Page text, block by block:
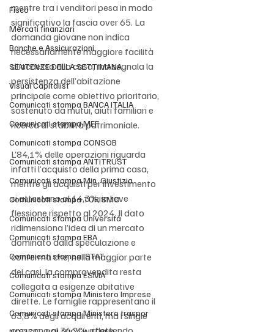
Fisco
Mercati finanziari
Banche e Assicurazioni
SENTENZE DELLA SETTIMANA
Visual Capitalist
Comunicati stampa BANCA ITALIA
Comunicati stampa MEF
Comunicati stampa CONSOB
Comunicati stampa ANTITRUST
Comunicati stampa Min. Giustizia
Comunicati stampa TURISMO
Comunicati stampa Università
Comunicati stampa EBA
Comunicati stampa ISTAT
Comunicati stampa ESMA
Comunicati stampa Ministero Imprese
Comunicati stampa Ministero traspor
mentre tra i venditori pesa in modo
significativo la fascia over 65. La
domanda giovane non indica
necessariamente maggiore facilità
di accesso alla casa, ma segnala la
persistenza dell’abitazione
principale come obiettivo prioritario,
sostenuto da mutui, aiuti familiari e
ricerca di stabilità patrimoniale.
L’84,1% delle operazioni riguarda
infatti l’acquisto della prima casa,
mentre gli acquisti per investimento
si attestano al 14,3%, in lieve
flessione rispetto al 2024. Il dato
ridimensiona l’idea di un mercato
dominato dalla speculazione e
conferma che, nella maggior parte
dei casi, la compravendita resta
collegata a esigenze abitative
dirette. Le famiglie rappresentano il
63,8% degli acquirenti, ma i single